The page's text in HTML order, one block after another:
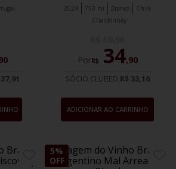
Branco Chile
2024
750 ml
Chardonnay
PorR$ 34,90
SÓCIO CLUBED:R$ 33,16
ADICIONAR AO CARRINHO
ADICIONE
AOS
5%
OFF